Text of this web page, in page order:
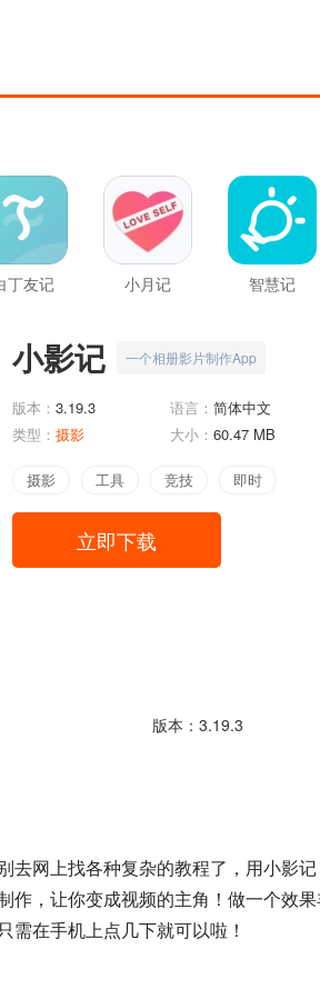
丁友记 小月记 智慧记
小影记 一个相册影片制作App
版本： 3.19.3 语言： 简体中文
类型： 摄影 大小： 60.47 MB
摄影 工具 竞技 即时
立即下载
版本：3.19.3
去网上找各种复杂的教程了，用小影
作，让你变成视频的主角！做一个效
需在手机上点几下就可以啦！